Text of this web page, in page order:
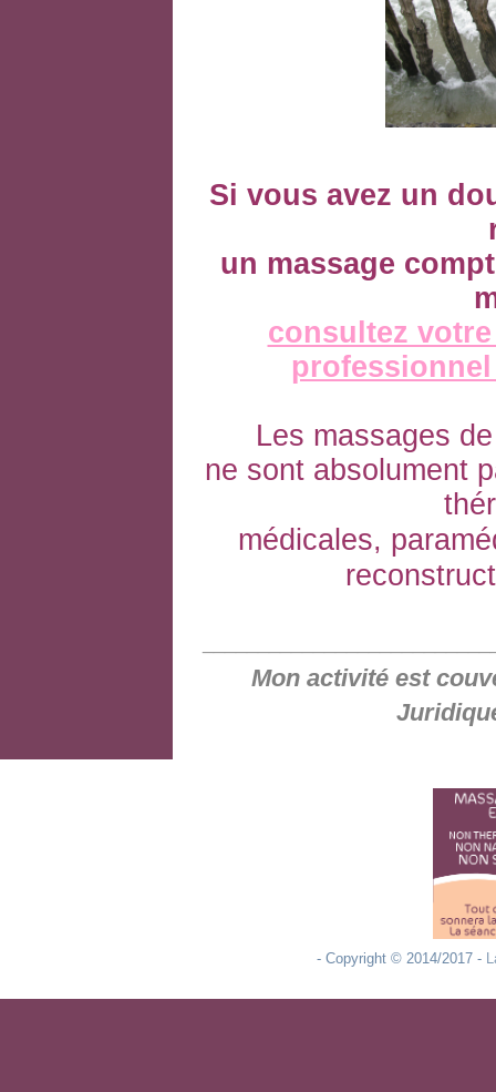
Si vous avez un
un massage
consultez
Les massages
ne sont absolument
médicales,
Mon activité est
- Copyright © 2014/2017 -